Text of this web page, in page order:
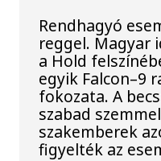
Rendhagyó
reggel. Magyar
a Hold
egyik Falcon–9
fokozata. A
szabad
szakemberek
figyelték az